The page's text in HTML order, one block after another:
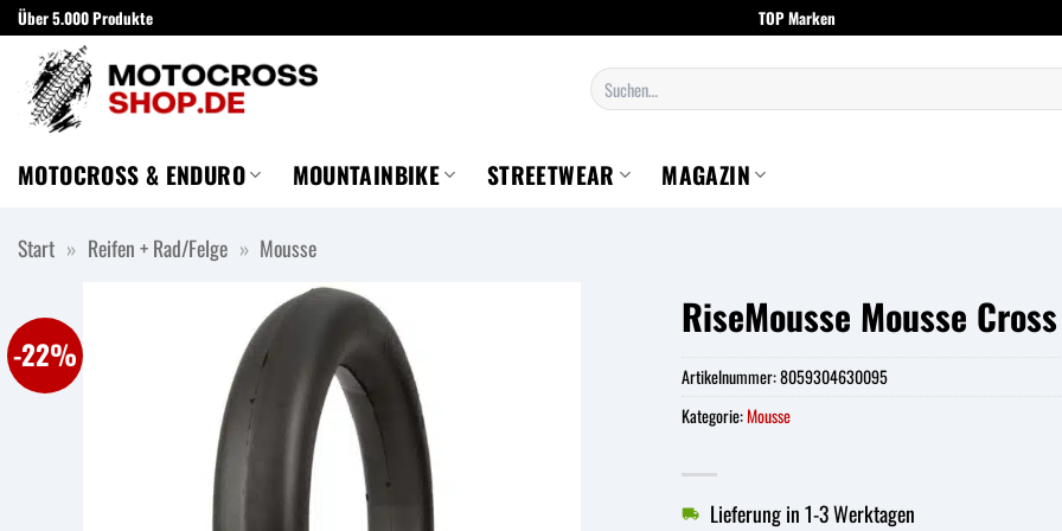
Zum
Inhalt
springen
Über 5.000 Produkte TOP Marken
Suchen
nach:
MOTOCROSS & ENDURO MOUNTAINBIKE STREETWEAR MAGAZIN
Start » Reifen + Rad/Felge » Mousse
-22%
RiseMousse Mousse Cross
Lieferung in 1-3 Werktagen
Artikelnummer:8059304630095
Kategorie:Mousse